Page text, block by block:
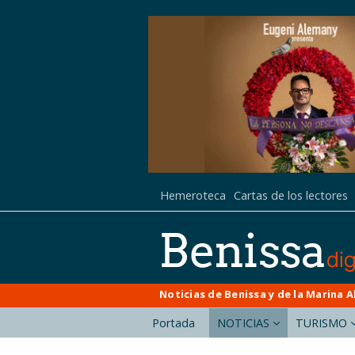
Hemeroteca Cartas de los lectores
Noticias de Benissa y de la Marina
Portada NOTICIAS TURISMO